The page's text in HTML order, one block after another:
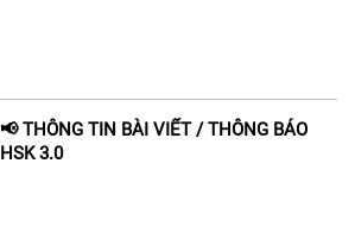
📢 THÔNG TIN BÀI VIẾT / THÔNG BÁO
HSK 3.0